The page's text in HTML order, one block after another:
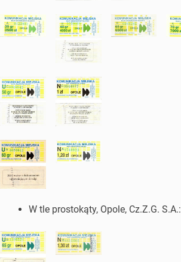
W tle prostokąty, Opole, Cz.Z.G. S.A.: